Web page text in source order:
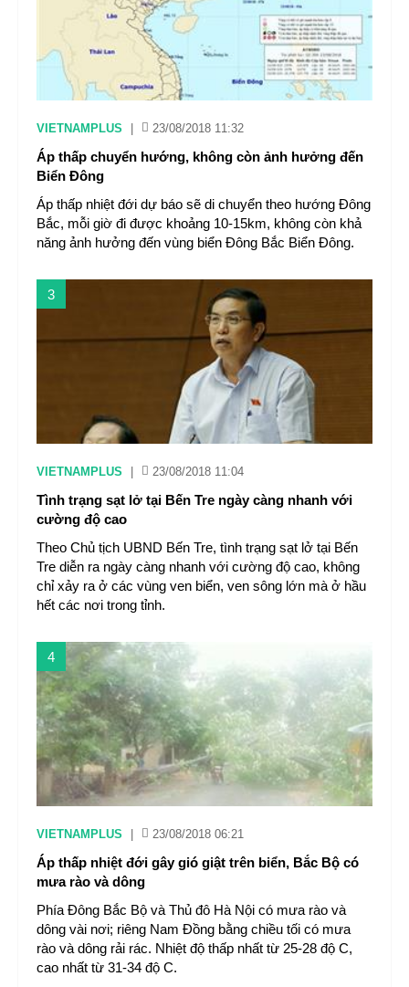
VIETNAMPLUS 23/08/2018 11:32
Áp thấp chuyển hướng, không còn ảnh hưởng đến
Biển Đông
Áp thấp nhiệt đới dự báo sẽ di chuyển theo hướng Đông
Bắc, mỗi giờ đi được khoảng 10-15km, không còn khả
năng ảnh hưởng đến vùng biển Đông Bắc Biển Đông.
3
VIETNAMPLUS 23/08/2018 11:04
Tình trạng sạt lở tại Bến Tre ngày càng nhanh với
cường độ cao
Theo Chủ tịch UBND Bến Tre, tình trạng sạt lở tại Bến
Tre diễn ra ngày càng nhanh với cường độ cao, không
chỉ xảy ra ở các vùng ven biển, ven sông lớn mà ở hầu
hết các nơi trong tỉnh.
4
VIETNAMPLUS 23/08/2018 06:21
Áp thấp nhiệt đới gây gió giật trên biển, Bắc Bộ có
mưa rào và dông
Phía Đông Bắc Bộ và Thủ đô Hà Nội có mưa rào và
dông vài nơi; riêng Nam Đồng bằng chiều tối có mưa
rào và dông rải rác. Nhiệt độ thấp nhất từ 25-28 độ C,
cao nhất từ 31-34 độ C.